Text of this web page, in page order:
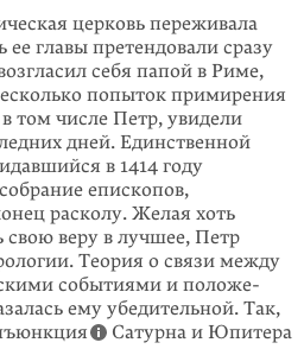
церковь переживала
главы претендовали сразу
себя папой в Риме,
попыток примирения
том числе Петр, увидели
дней. Единственной
в 1414 году
епископов,
расколу. Желая хоть
свою веру в лучшее, Петр
Теория о связи между
событиями и положе­
ему убедительной. Так,
Сатурна и Юпитера